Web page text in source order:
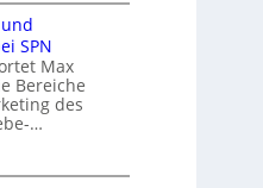
SPN
Max
Bereiche
des
…